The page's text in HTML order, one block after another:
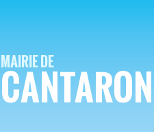
MAIRIE DE
CANTARON